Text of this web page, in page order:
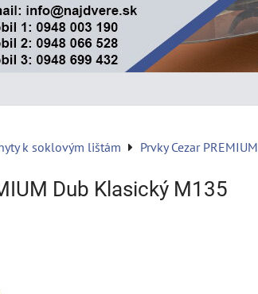
k soklovým lištám Prvky Cezar PREMIUM
Dub Klasický M135